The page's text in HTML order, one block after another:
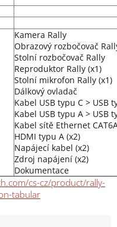
Kamera Rally
Obrazový rozbočovač
Stolní rozbočovač Rally
Reproduktor Rally (x1)
Stolní mikrofon Rally (x1)
Dálkový ovladač
Kabel USB typu C > USB
Kabel USB typu A > USB
Kabel sítě Ethernet
HDMI typu A (x2)
Napájecí kabel (x2)
Zdroj napájení (x2)
Dokumentace
cs-cz/product/rally-
tabular